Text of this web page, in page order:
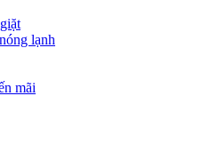
lạnh
mãi